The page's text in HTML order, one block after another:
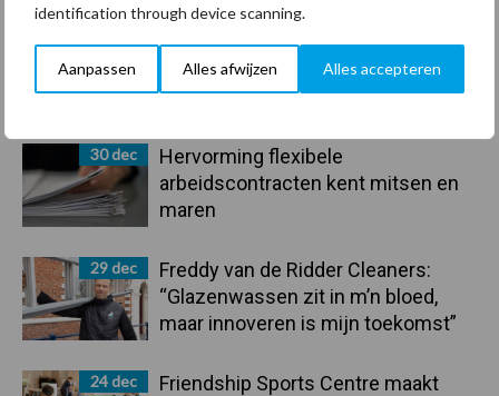
identification through device scanning.
Aanpassen Alles afwijzen Alles accepteren
Primaire
Recent nieuws Partner nieuws
30 dec
Hervorming flexibele
arbeidscontracten kent mitsen en
maren
29 dec
Freddy van de Ridder Cleaners:
“Glazenwassen zit in m’n bloed,
maar innoveren is mijn toekomst”
24 dec
Friendship Sports Centre maakt